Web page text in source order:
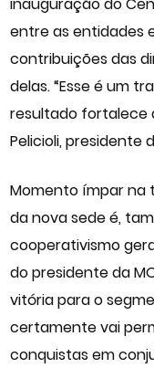
entre as entidades
contribuições das
delas. “Esse é um
resultado fortalece
Pelicioli, presidente
Momento ímpar na
da nova sede é,
cooperativismo
do presidente da
vitória para o
certamente vai
conquistas em